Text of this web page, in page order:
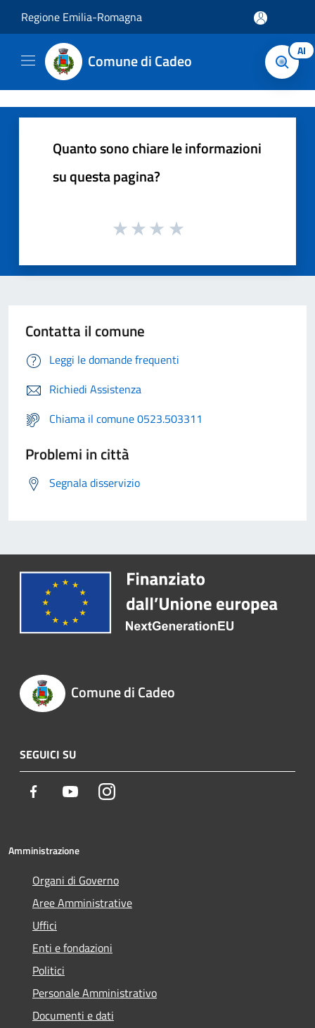
Regione Emilia-Romagna
Comune di Cadeo AI
Quanto sono chiare le informazioni
su questa pagina?
Contatta il comune
Leggi le domande frequenti
Richiedi Assistenza
Chiama il comune 0523.503311
Problemi in città
Segnala disservizio
Comune di Cadeo
SEGUICI SU
Facebook YoutubeInstagram
Amministrazione
Organi di Governo
Aree Amministrative
Uffici
Enti e fondazioni
Politici
Personale Amministrativo
Documenti e dati